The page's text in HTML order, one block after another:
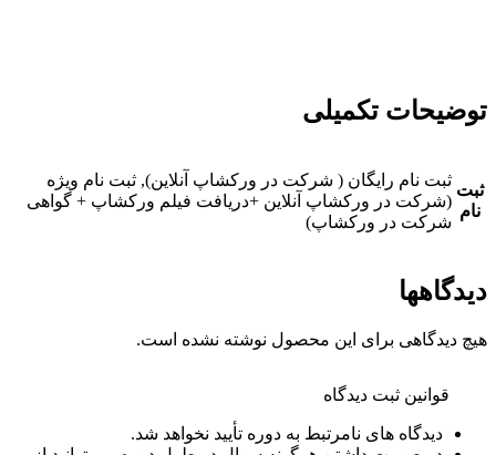
توضیحات تکمیلی
ثبت
نام
ثبت نام رایگان ( شرکت در ورکشاپ آنلاین), ثبت نام ویژه
(شرکت در ورکشاپ آنلاین +دریافت فیلم ورکشاپ + گواهی
شرکت در ورکشاپ)
دیدگاهها
هیچ دیدگاهی برای این محصول نوشته نشده است.
قوانین ثبت دیدگاه
دیدگاه های نامرتبط به دوره تأیید نخواهد شد.